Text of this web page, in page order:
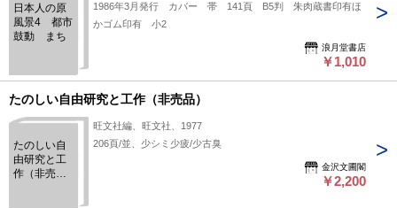
日本人の原
風景4 都市
鼓動 まち
1986年3月発行 カバー 帯 141頁 B5判 朱肉蔵書印有ほ
かゴム印有 小2
浪月堂書店
￥1,010
たのしい自由研究と工作（非売品）
たのしい自
由研究と工
作（非売
旺文社編、旺文社、1977
206頁/並、少シミ少疲/少古臭
金沢文圃閣
￥2,200